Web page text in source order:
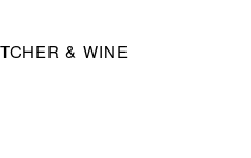
& WINE